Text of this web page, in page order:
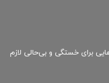
برای خستگی و بی‌حالی لازم